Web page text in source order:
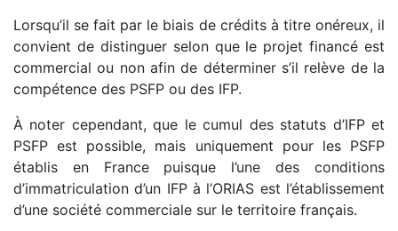
Lorsqu’il se fait par le biais de crédits à titre onéreux, il
convient de distinguer selon que le projet financé est
commercial ou non afin de déterminer s’il relève de la
compétence des PSFP ou des IFP.
À noter cependant, que le cumul des statuts d’IFP et
PSFP est possible, mais uniquement pour les PSFP
établis en France puisque l’une des conditions
d’immatriculation d’un IFP à l’ORIAS est l’établissement
d’une société commerciale sur le territoire français.